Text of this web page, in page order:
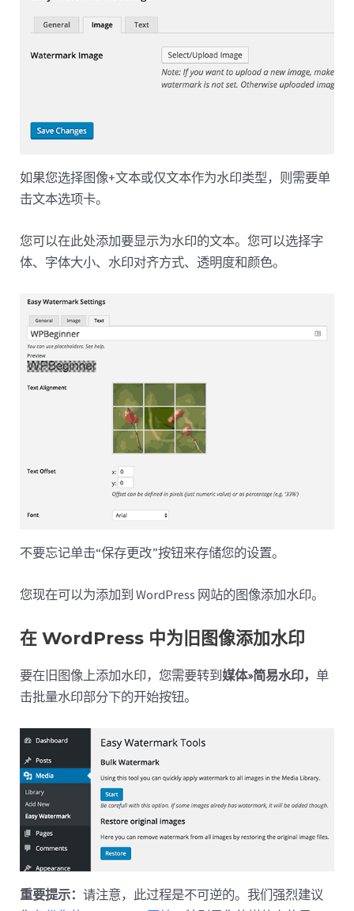
如果您选择图像+文本或仅文本作为水印类型，则需要单
击文本选项卡。
您可以在此处添加要显示为水印的文本。您可以选择字
体、字体大小、水印对齐方式、透明度和颜色。
不要忘记单击“保存更改”按钮来存储您的设置。
您现在可以为添加到 WordPress 网站的图像添加水印。
在 WordPress 中为旧图像添加水印
要在旧图像上添加水印，您需要转到媒体»简易水印， 单
击批量水印部分下的开始按钮。
重要提示：请注意，此过程是不可逆的。我们强烈建议